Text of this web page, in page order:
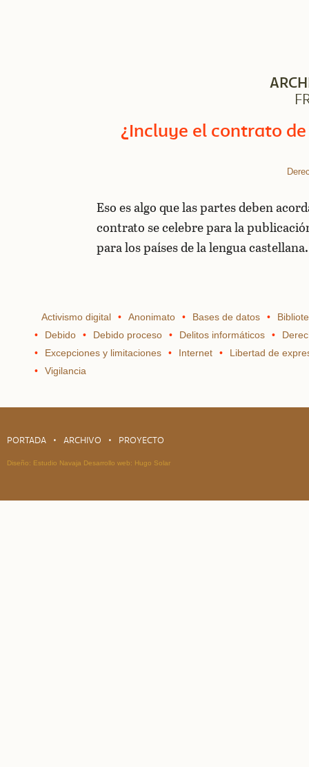
¿Incluye el contrato
Eso es algo que las partes deben
contrato se celebre para la
para los países de la lengua castellana.
Activismo digital Anonimato Bases de datos
Debido
Debido proceso Delitos informáticos
Excepciones y limitaciones
Internet
Libertad de
Vigilancia
PORTADA ARCHIVO PROYECTO
Diseño: Estudio Navaja Desarrollo web: Hugo Solar